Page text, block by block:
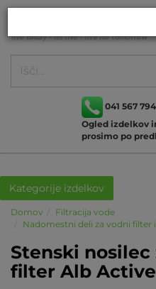
041 567 794
Ogled izdelkov
prosimo po
Kategorije izdelkov
Domov
Filtracija vode
Nadomestni deli za vodni filter
Stenski
filter Alb